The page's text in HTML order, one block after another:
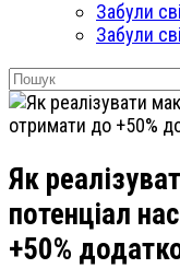
Забули
Забули
Як
потенціал
+50%